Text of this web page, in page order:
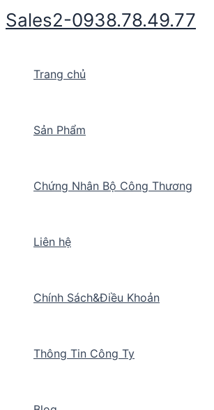
Nhảy
tới
Sales2-0938.78.49.77
Trang chủ
Sản Phẩm
Chứng Nhân Bộ Công Thương
Liên hệ
Chính Sách&Điều Khoản
Thông Tin Công Ty